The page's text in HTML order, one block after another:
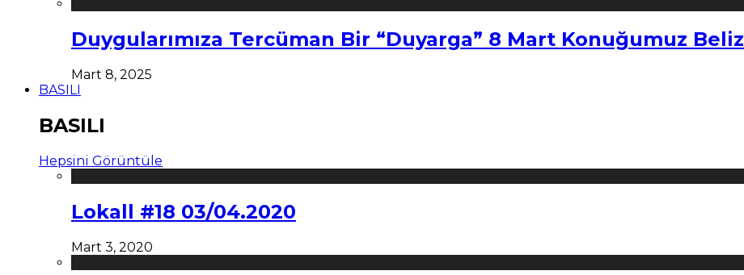
Duygularımıza Tercüman Bir “Duyarga” 8 Mart Konuğumuz Beliz
Mart 8, 2025
BASILI
BASILI
Hepsini Görüntüle
Lokall #18 03/04.2020
Mart 3, 2020